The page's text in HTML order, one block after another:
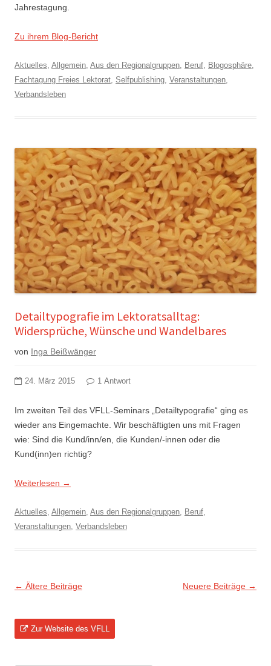
Jahrestagung.
Zu ihrem Blog-Bericht
Aktuelles, Allgemein, Aus den Regionalgruppen, Beruf, Blogosphäre,
Fachtagung Freies Lektorat, Selfpublishing, Veranstaltungen,
Verbandsleben
Detailtypografie im Lektoratsalltag:
Widersprüche, Wünsche und Wandelbares
von Inga Beißwänger
24. März 2015 1 Antwort
Im zweiten Teil des VFLL-Seminars „Detailtypografie“ ging es
wieder ans Eingemachte. Wir beschäftigten uns mit Fragen
wie: Sind die Kund/inn/en, die Kunden/-innen oder die
Kund(inn)en richtig?
Weiterlesen →
Aktuelles, Allgemein, Aus den Regionalgruppen, Beruf,
Veranstaltungen, Verbandsleben
Beitragsnavigation
← Ältere Beiträge Neuere Beiträge →
Zur Website des VFLL